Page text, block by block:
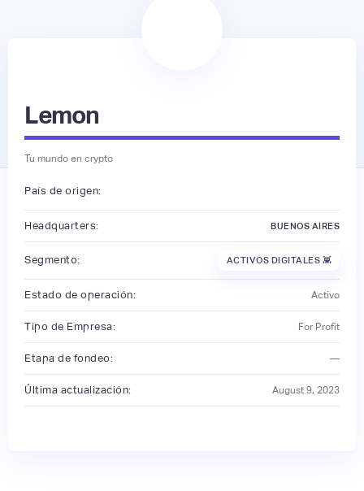
Lemon
Tu mundo en crypto
País de origen:
Headquarters: BUENOS AIRES
Segmento: ACTIVOS DIGITALES 👾
Estado de operación: Activo
Tipo de Empresa: For Profit
Etapa de fondeo: —
Última actualización: August 9, 2023